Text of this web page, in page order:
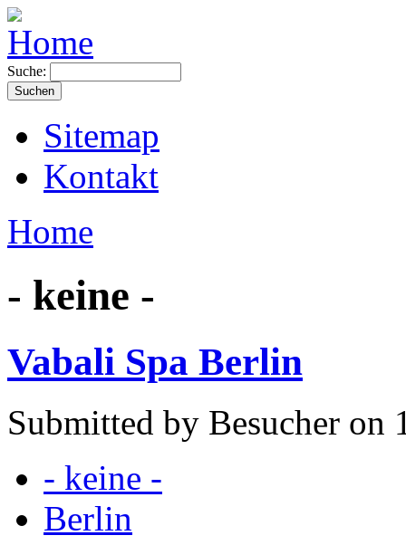
Suche:
Sitemap
Kontakt
Home
- keine -
Vabali Spa Berlin
Submitted by Besucher on
- keine -
Berlin